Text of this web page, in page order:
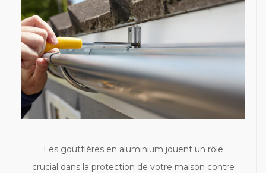
Les gouttières en aluminium jouent un rôle
crucial dans la protection de votre maison contre